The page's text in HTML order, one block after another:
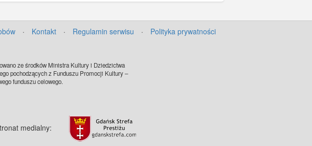
· Kontakt · Regulamin serwisu · Polityka prywatności
ze środków Ministra Kultury i Dziedzictwa
pochodzących z Funduszu Promocji Kultury –
funduszu celowego.
medialny: